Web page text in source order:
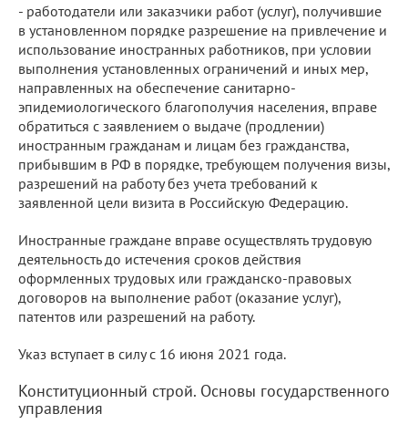
- работодатели или заказчики работ (услуг), получившие
в установленном порядке разрешение на привлечение и
использование иностранных работников, при условии
выполнения установленных ограничений и иных мер,
направленных на обеспечение санитарно-
эпидемиологического благополучия населения, вправе
обратиться с заявлением о выдаче (продлении)
иностранным гражданам и лицам без гражданства,
прибывшим в РФ в порядке, требующем получения визы,
разрешений на работу без учета требований к
заявленной цели визита в Российскую Федерацию.
Иностранные граждане вправе осуществлять трудовую
деятельность до истечения сроков действия
оформленных трудовых или гражданско-правовых
договоров на выполнение работ (оказание услуг),
патентов или разрешений на работу.
Указ вступает в силу с 16 июня 2021 года.
Конституционный строй. Основы государственного
управления